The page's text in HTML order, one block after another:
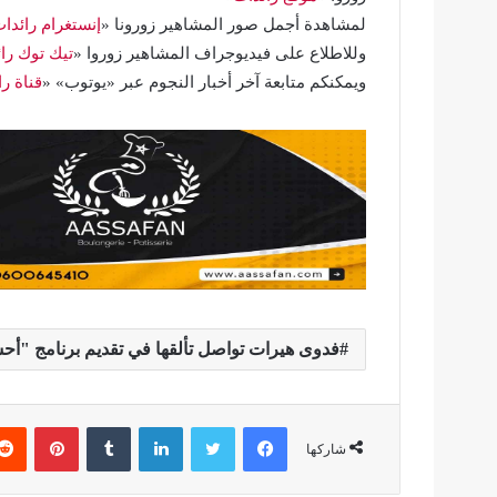
لمشاهدة أجمل صور المشاهير زورونا «إنستغرام
وللاطلاع على فيديوجراف المشاهير زوروا «تيك توك
ويمكنكم متابعة آخر أخبار النجوم عبر «يوتوب» «قناة
فدوى هيرات تواصل تألقها في تقديم برنامج
شاركها
فيسبوك تويتر لينكدإن